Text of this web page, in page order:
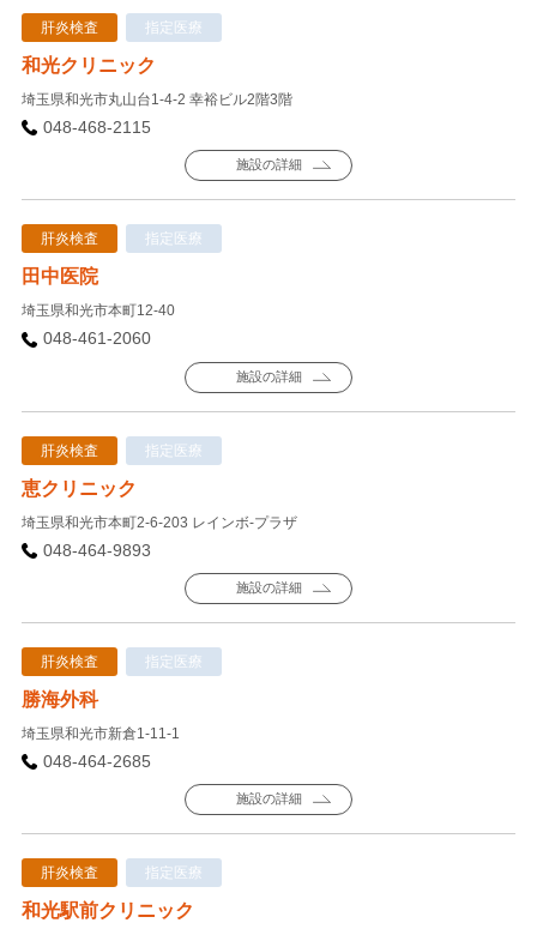
肝炎検査 指定医療
和光クリニック
埼玉県和光市丸山台1-4-2 幸裕ビル2階3階
048-468-2115
施設の詳細
肝炎検査 指定医療
田中医院
埼玉県和光市本町12-40
048-461-2060
施設の詳細
肝炎検査 指定医療
恵クリニック
埼玉県和光市本町2-6-203 レインボ-プラザ
048-464-9893
施設の詳細
肝炎検査 指定医療
勝海外科
埼玉県和光市新倉1-11-1
048-464-2685
施設の詳細
肝炎検査 指定医療
和光駅前クリニック